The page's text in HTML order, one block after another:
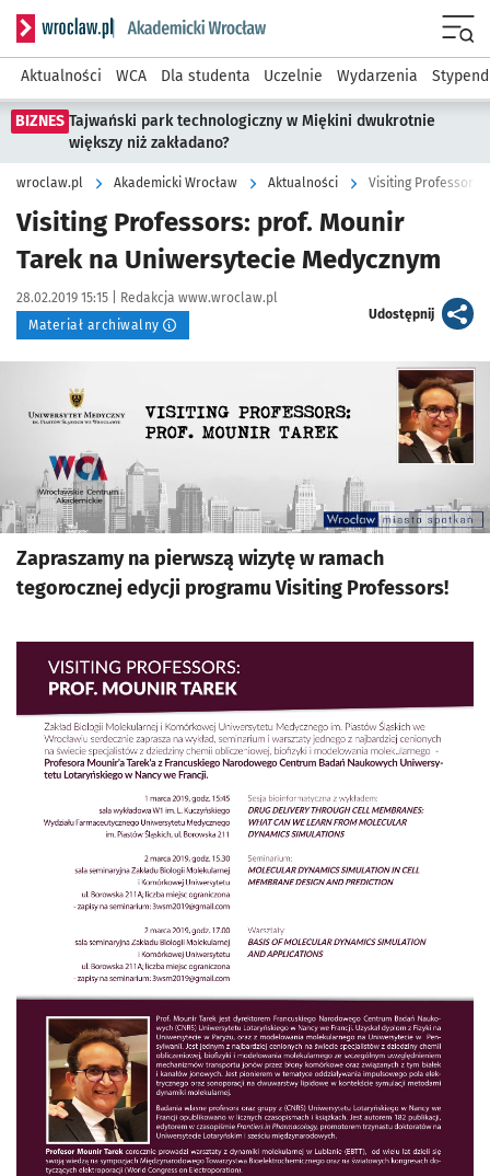
Serwis informacyjny wroclaw.pl podserwis: Akademicki
Aktualności WCA Dla studenta Uczelnie Wydarzenia
BIZNES Tajwański park technologiczny w Miękini dwukrotnie
większy niż zakładano?
wroclaw.pl Akademicki Wrocław Aktualności Visiting Professors:
Visiting Professors: prof. Mounir
Tarek na Uniwersytecie Medycznym
Data publikacji:
28.02.2019 15:15 | Autor:
Redakcja www.wroclaw.pl
Materiał archiwalny
Udostępnijartykuł
Zapraszamy na pierwszą wizytę w ramach
tegorocznej edycji programu Visiting Professors!